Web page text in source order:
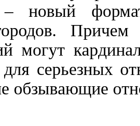
новый
могут
для серьезных
обзывающие